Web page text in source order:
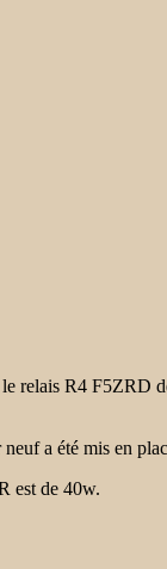
relais R4
a été mis en
est de 40w.